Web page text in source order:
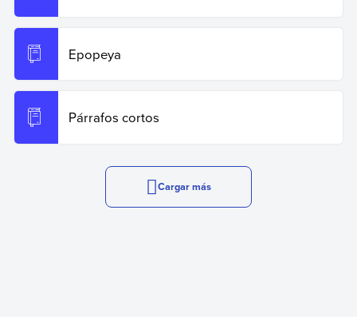
Epopeya
Párrafos cortos
Cargar más